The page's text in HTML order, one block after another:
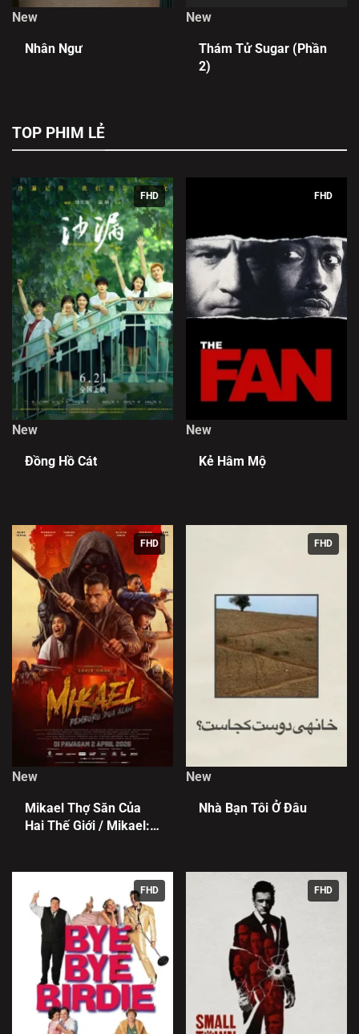
New
Nhân Ngư
New
Thám Tử Sugar (Phần
2)
TOP PHIM LẺ
FHD
New
Đồng Hồ Cát
FHD
New
Kẻ Hâm Mộ
FHD
New
Mikael Thợ Săn Của
Hai Thế Giới / Mikael:
FHD
New
Nhà Bạn Tôi Ở Đâu
FHD FHD